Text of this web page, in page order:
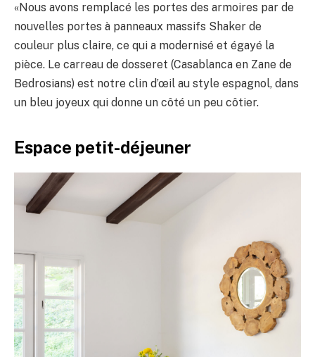
«Nous avons remplacé les portes des armoires par de
nouvelles portes à panneaux massifs Shaker de
couleur plus claire, ce qui a modernisé et égayé la
pièce. Le carreau de dosseret (Casablanca en Zane de
Bedrosians) est notre clin d’œil au style espagnol, dans
un bleu joyeux qui donne un côté un peu côtier.
Espace petit-déjeuner